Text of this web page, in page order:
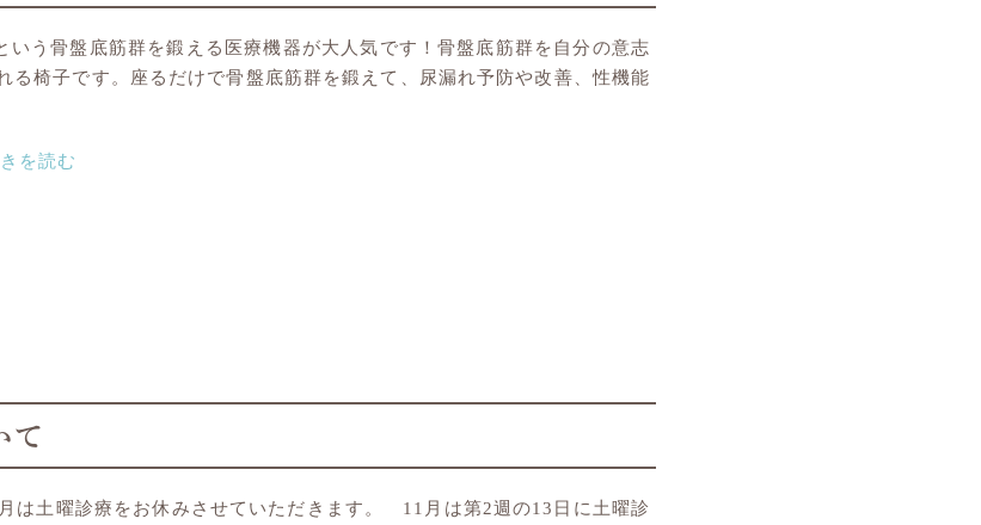
いう骨盤底筋群を鍛える医療機器が大人気です！骨盤底筋群を自分の意志
る椅子です。座るだけで骨盤底筋群を鍛えて、尿漏れ予防や改善、性機能
を読む
て
は土曜診療をお休みさせていただきます。 11月は第2週の13日に土曜診